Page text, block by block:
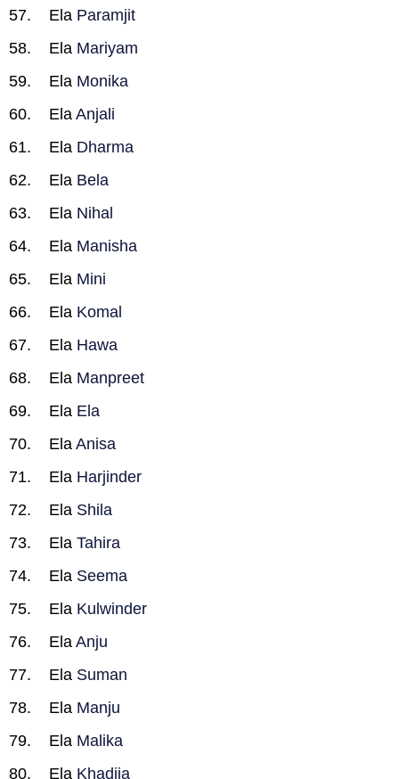
Ela Paramjit
Ela Mariyam
Ela Monika
Ela Anjali
Ela Dharma
Ela Bela
Ela Nihal
Ela Manisha
Ela Mini
Ela Komal
Ela Hawa
Ela Manpreet
Ela Ela
Ela Anisa
Ela Harjinder
Ela Shila
Ela Tahira
Ela Seema
Ela Kulwinder
Ela Anju
Ela Suman
Ela Manju
Ela Malika
Ela Khadija